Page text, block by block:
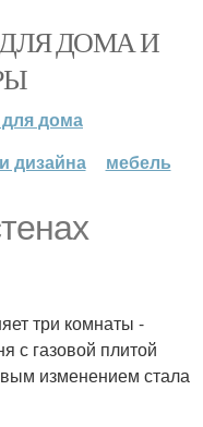
ДЛЯ ДОМА И
дома
дизайна мебель
три комнаты -
с газовой плитой
изменением стала